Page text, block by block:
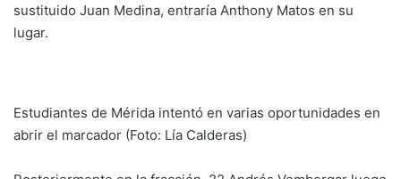
sustituido Juan Medina, entraría Anthony Matos en su
lugar.
Estudiantes de Mérida intentó en varias oportunidades en
abrir el marcador (Foto: Lía Calderas)